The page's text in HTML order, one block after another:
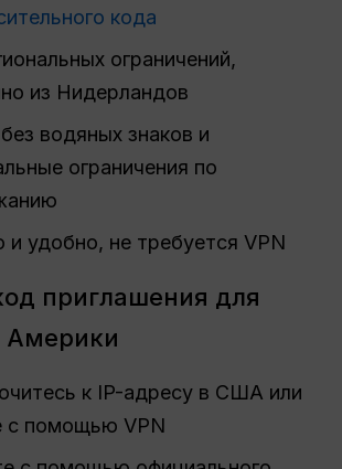
кода
ограничений,
из Нидерландов
водяных знаков и
ограничения по
и удобно, не требуется VPN
приглашения для
Америки
к IP-адресу в США или
с помощью VPN